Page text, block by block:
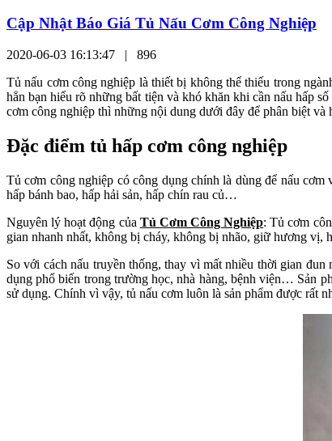
Cập Nhật Báo Giá Tủ Nấu Cơm Công Nghiệp
2020-06-03 16:13:47 | 896
Tủ nấu cơm công nghiệp là thiết bị không thể thiếu trong
hẳn bạn hiểu rõ những bất tiện và khó khăn khi cần nấu hấp
cơm công nghiệp thì những nội dung dưới đây để phân biệt
Đặc điểm tủ hấp cơm công nghiệp
Tủ cơm công nghiệp có công dụng chính là dùng để nấu
hấp bánh bao, hấp hải sản, hấp chín rau củ…
Nguyên lý hoạt động của Tủ Cơm Công Nghiệp: Tủ cơm
gian nhanh nhất, không bị cháy, không bị nhão, giữ hương vị,
So với cách nấu truyền thống, thay vì mất nhiều thời gian
dụng phổ biến trong trường học, nhà hàng, bệnh viện… Sản
sử dụng. Chính vì vậy, tủ nấu cơm luôn là sản phẩm được rất